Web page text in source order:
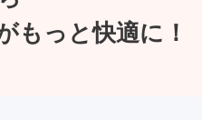
もっと快適に！